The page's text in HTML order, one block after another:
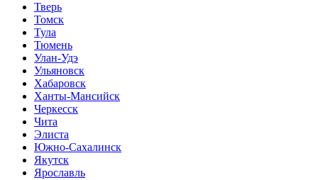
Тверь
Томск
Тула
Тюмень
Улан-Удэ
Ульяновск
Хабаровск
Ханты-Мансийск
Черкесск
Чита
Элиста
Южно-Сахалинск
Якутск
Ярославль